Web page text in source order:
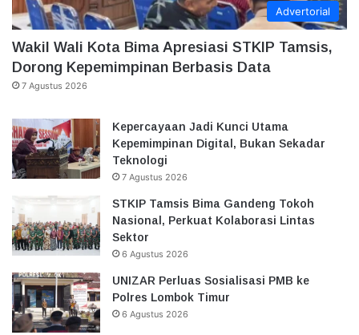
Advertorial
Wakil Wali Kota Bima Apresiasi STKIP Tamsis,
Dorong Kepemimpinan Berbasis Data
7 Agustus 2026
Kepercayaan Jadi Kunci Utama
Kepemimpinan Digital, Bukan Sekadar
Teknologi
7 Agustus 2026
STKIP Tamsis Bima Gandeng Tokoh
Nasional, Perkuat Kolaborasi Lintas
Sektor
6 Agustus 2026
UNIZAR Perluas Sosialisasi PMB ke
Polres Lombok Timur
6 Agustus 2026